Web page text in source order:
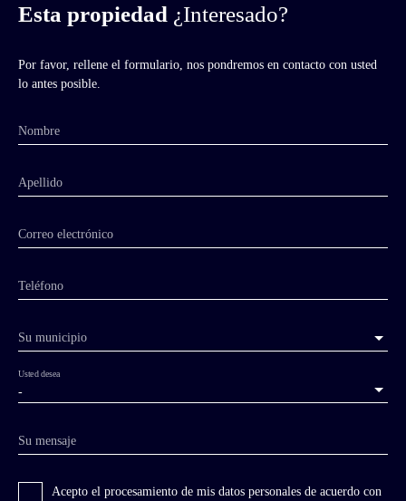
Esta propiedad ¿Interesado?
Por favor, rellene el formulario, nos pondremos en contacto con usted
lo antes posible.
Nombre
Apellido
Correo electrónico
Teléfono
Su municipio
-
Usted desea
Su mensaje
Acepto el procesamiento de mis datos personales de acuerdo con